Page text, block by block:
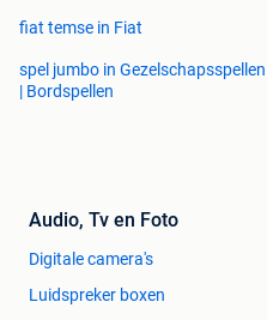
fiat temse in Fiat
spel jumbo in Gezelschapsspellen
| Bordspellen
Audio, Tv en Foto
Digitale camera's
Luidspreker boxen